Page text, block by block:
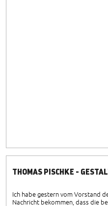
THOMAS PISCHKE -
Ich habe gestern vom Vorstand
Nachricht bekommen, dass die